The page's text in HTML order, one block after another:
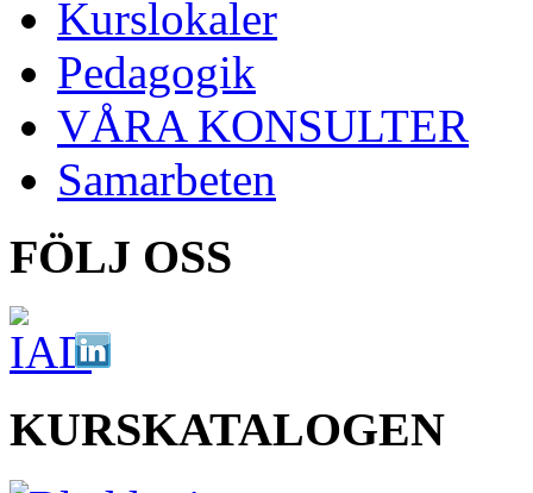
Kurslokaler
Pedagogik
VÅRA KONSULTER
Samarbeten
FÖLJ OSS
KURSKATALOGEN